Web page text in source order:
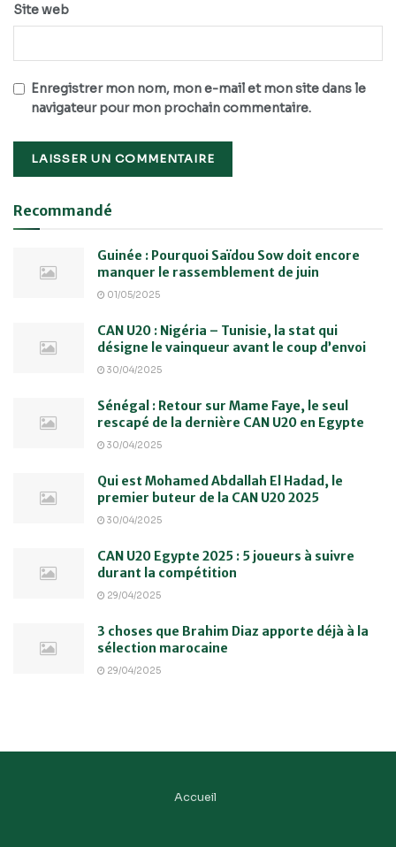
Site web
Enregistrer mon nom, mon e-mail et mon site dans le
navigateur pour mon prochain commentaire.
Recommandé
Guinée : Pourquoi Saïdou Sow doit encore
manquer le rassemblement de juin
01/05/2025
CAN U20 : Nigéria – Tunisie, la stat qui
désigne le vainqueur avant le coup d’envoi
30/04/2025
Sénégal : Retour sur Mame Faye, le seul
rescapé de la dernière CAN U20 en Egypte
30/04/2025
Qui est Mohamed Abdallah El Hadad, le
premier buteur de la CAN U20 2025
30/04/2025
CAN U20 Egypte 2025 : 5 joueurs à suivre
durant la compétition
29/04/2025
3 choses que Brahim Diaz apporte déjà à la
sélection marocaine
29/04/2025
Accueil